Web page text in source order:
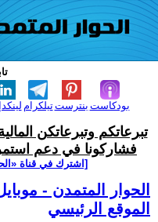
تيلكرامبنترست بودكاست
تبرعاتكم وتبرعاتكن
فشاركونا في دعم
[اشترك في قناة
الحوار المتمدن -
الموقع الرئيسي